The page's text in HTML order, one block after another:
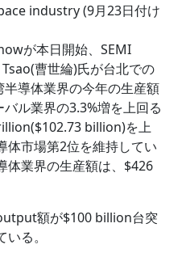
industry (9月23日付け
が本日開始、SEMI
曹世綸)氏が台北での
導体業界の今年の生産額
ル業界の3.3%増を上回る
billion)を上
体市場第2位を維持してい
体業界の生産額は、$426
額が$100 billion台突
る。